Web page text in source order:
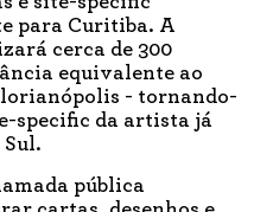
para Curitiba. A
cerca de 300
equivalente ao
- tornando-
specific da artista já
pública